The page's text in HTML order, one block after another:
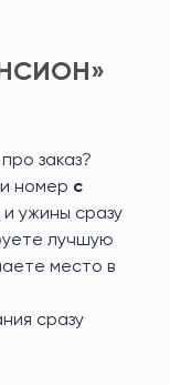
заказ?
номер с
ужины сразу
лучшую
место в
сразу
и